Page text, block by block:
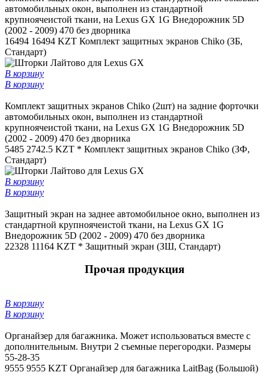
автомобильных окон, выполнен из стандартной
крупноячеистой ткани, на Lexus GX 1G Внедорожник 5D
(2002 - 2009) 470 без дворника
16494 16494 KZT Комплект защитных экранов Chiko (ЗБ,
Стандарт)
В корзину
В корзину
Комплект защитных экранов Chiko (2шт) на задние форточки
автомобильных окон, выполнен из стандартной
крупноячеистой ткани, на Lexus GX 1G Внедорожник 5D
(2002 - 2009) 470 без дворника
5485 2742.5 KZT * Комплект защитных экранов Chiko (ЗФ,
Стандарт)
В корзину
В корзину
Защитный экран на заднее автомобильное окно, выполнен из
стандартной крупноячеистой ткани, на Lexus GX 1G
Внедорожник 5D (2002 - 2009) 470 без дворника
22328 11164 KZT * Защитный экран (ЗШ, Стандарт)
Прочая продукция
В корзину
В корзину
Органайзер для багажника. Может использоваться вместе с
дополнительным. Внутри 2 съемные перегородки. Размеры
55-28-35
9555 9555 KZT Органайзер для багажника LaitBag (Большой)